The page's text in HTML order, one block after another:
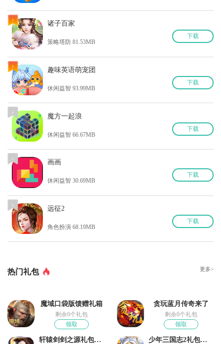
2 诸子百家
策略塔防 81.53MB
下载
3 趣味英语萌宠团
休闲益智 93.99MB
下载
4 魔方一起浪
休闲益智 66.67MB
下载
5 画画
休闲益智 30.69MB
下载
6 远征2
角色扮演 68.19MB
下载
热门礼包 更多>
魔域口袋版馈赠礼箱
剩余0个礼包
领取
贪玩蓝月传奇来了
剩余0个礼包
领取
轩辕剑剑之源礼包领取 少年三国志2礼包奖励